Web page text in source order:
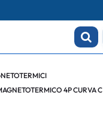
4P CURVA